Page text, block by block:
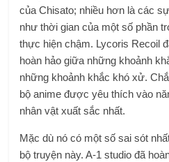
của Chisato; nhiều hơn là các
như thời gian của một số phần
thực hiện chậm. Lycoris Recoil
hoàn hảo giữa những khoảnh
những khoảnh khắc khó xử.
bộ anime được yêu thích vào
nhân vật xuất sắc nhất.
Mặc dù nó có một số sai sót
bộ truyện này. A-1 studio đã